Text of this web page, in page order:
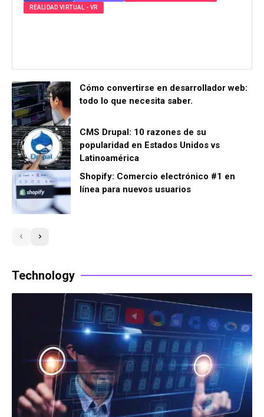
REALIDAD VIRTUAL - VR
Cómo convertirse en desarrollador web:
todo lo que necesita saber.
CMS Drupal: 10 razones de su
popularidad en Estados Unidos vs
Latinoamérica
Shopify: Comercio electrónico #1 en
línea para nuevos usuarios
Technology